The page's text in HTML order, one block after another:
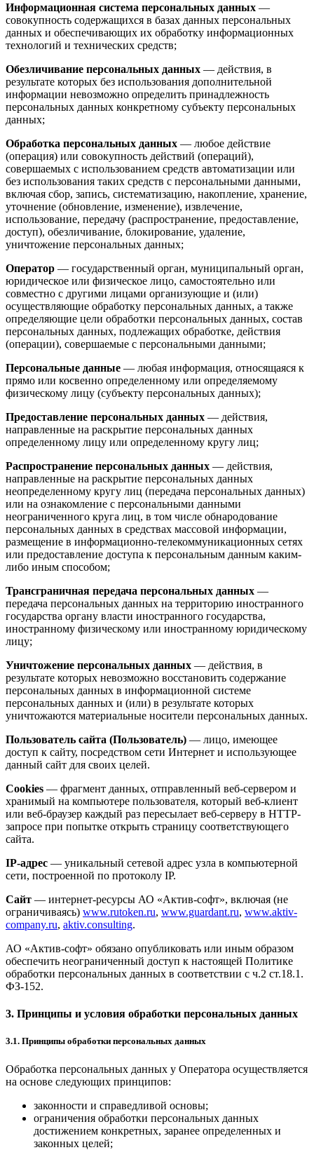
Информационная система персональных данных —
совокупность содержащихся в базах данных персональных
данных и обеспечивающих их обработку информационных
технологий и технических средств;
Обезличивание персональных данных — действия, в
результате которых без использования дополнительной
информации невозможно определить принадлежность
персональных данных конкретному субъекту персональных
данных;
Обработка персональных данных — любое действие
(операция) или совокупность действий (операций),
совершаемых с использованием средств автоматизации или
без использования таких средств с персональными данными,
включая сбор, запись, систематизацию, накопление, хранение,
уточнение (обновление, изменение), извлечение,
использование, передачу (распространение, предоставление,
доступ), обезличивание, блокирование, удаление,
уничтожение персональных данных;
Оператор — государственный орган, муниципальный орган,
юридическое или физическое лицо, самостоятельно или
совместно с другими лицами организующие и (или)
осуществляющие обработку персональных данных, а также
определяющие цели обработки персональных данных, состав
персональных данных, подлежащих обработке, действия
(операции), совершаемые с персональными данными;
Персональные данные — любая информация, относящаяся к
прямо или косвенно определенному или определяемому
физическому лицу (субъекту персональных данных);
Предоставление персональных данных — действия,
направленные на раскрытие персональных данных
определенному лицу или определенному кругу лиц;
Распространение персональных данных — действия,
направленные на раскрытие персональных данных
неопределенному кругу лиц (передача персональных данных)
или на ознакомление с персональными данными
неограниченного круга лиц, в том числе обнародование
персональных данных в средствах массовой информации,
размещение в информационно-телекоммуникационных сетях
или предоставление доступа к персональным данным каким-
либо иным способом;
Трансграничная передача персональных данных —
передача персональных данных на территорию иностранного
государства органу власти иностранного государства,
иностранному физическому или иностранному юридическому
лицу;
Уничтожение персональных данных — действия, в
результате которых невозможно восстановить содержание
персональных данных в информационной системе
персональных данных и (или) в результате которых
уничтожаются материальные носители персональных данных.
Пользователь сайта (Пользователь) — лицо, имеющее
доступ к сайту, посредством сети Интернет и использующее
данный сайт для своих целей.
Cookies — фрагмент данных, отправленный веб-сервером и
хранимый на компьютере пользователя, который веб-клиент
или веб-браузер каждый раз пересылает веб-серверу в HTTP-
запросе при попытке открыть страницу соответствующего
сайта.
IP-адрес — уникальный сетевой адрес узла в компьютерной
сети, построенной по протоколу IP.
Сайт — интернет-ресурсы АО «Актив-софт», включая (не
ограничиваясь) www.rutoken.ru, www.guardant.ru, www.aktiv-
company.ru, aktiv.consulting.
АО «Актив-софт» обязано опубликовать или иным образом
обеспечить неограниченный доступ к настоящей Политике
обработки персональных данных в соответствии с ч.2 ст.18.1.
ФЗ-152.
3. Принципы и условия обработки персональных данных
3.1. Принципы обработки персональных данных
Обработка персональных данных у Оператора осуществляется
на основе следующих принципов:
законности и справедливой основы;
ограничения обработки персональных данных
достижением конкретных, заранее определенных и
законных целей;